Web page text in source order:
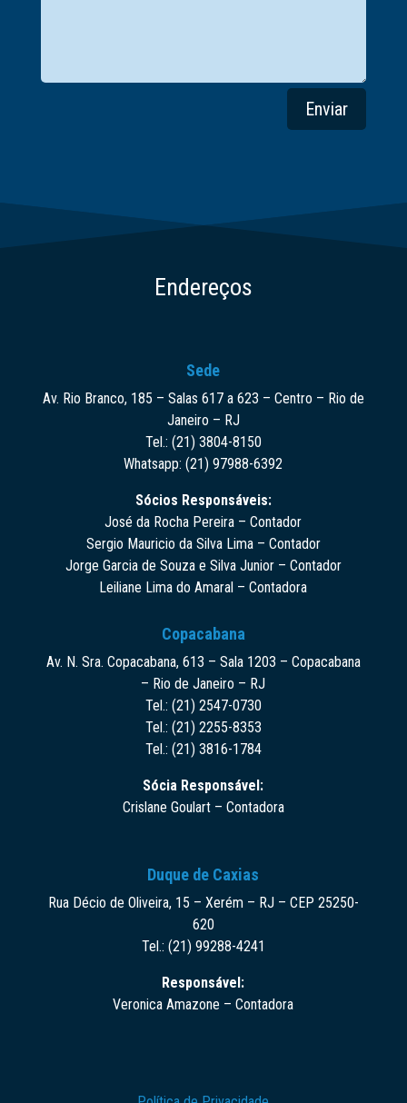
Enviar
Endereços
Sede
Av. Rio Branco, 185 – Salas 617 a 623 – Centro – Rio de
Janeiro – RJ
Tel.: (21) 3804-8150
Whatsapp: (21) 97988-6392
Sócios Responsáveis:
José da Rocha Pereira – Contador
Sergio Mauricio da Silva Lima – Contador
Jorge Garcia de Souza e Silva Junior – Contador
Leiliane Lima do Amaral – Contadora
Copacabana
Av. N. Sra. Copacabana, 613 – Sala 1203 – Copacabana
– Rio de Janeiro – RJ
Tel.: (21) 2547-0730
Tel.: (21) 2255-8353
Tel.: (21) 3816-1784
Sócia Responsável:
Crislane Goulart – Contadora
Duque de Caxias
Rua Décio de Oliveira, 15 – Xerém – RJ – CEP 25250-
620
Tel.: (21) 99288-4241
Responsável:
Veronica Amazone – Contadora